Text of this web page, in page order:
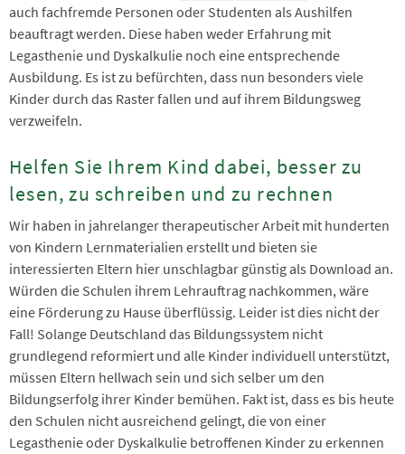
auch fachfremde Personen oder Studenten als Aushilfen
beauftragt werden. Diese haben weder Erfahrung mit
Legasthenie und Dyskalkulie noch eine entsprechende
Ausbildung. Es ist zu befürchten, dass nun besonders viele
Kinder durch das Raster fallen und auf ihrem Bildungsweg
verzweifeln.
Helfen Sie Ihrem Kind dabei, besser zu
lesen, zu schreiben und zu rechnen
Wir haben in jahrelanger therapeutischer Arbeit mit hunderten
von Kindern Lernmaterialien erstellt und bieten sie
interessierten Eltern hier unschlagbar günstig als Download an.
Würden die Schulen ihrem Lehrauftrag nachkommen, wäre
eine Förderung zu Hause überflüssig. Leider ist dies nicht der
Fall! Solange Deutschland das Bildungssystem nicht
grundlegend reformiert und alle Kinder individuell unterstützt,
müssen Eltern hellwach sein und sich selber um den
Bildungserfolg ihrer Kinder bemühen. Fakt ist, dass es bis heute
den Schulen nicht ausreichend gelingt, die von einer
Legasthenie oder Dyskalkulie betroffenen Kinder zu erkennen